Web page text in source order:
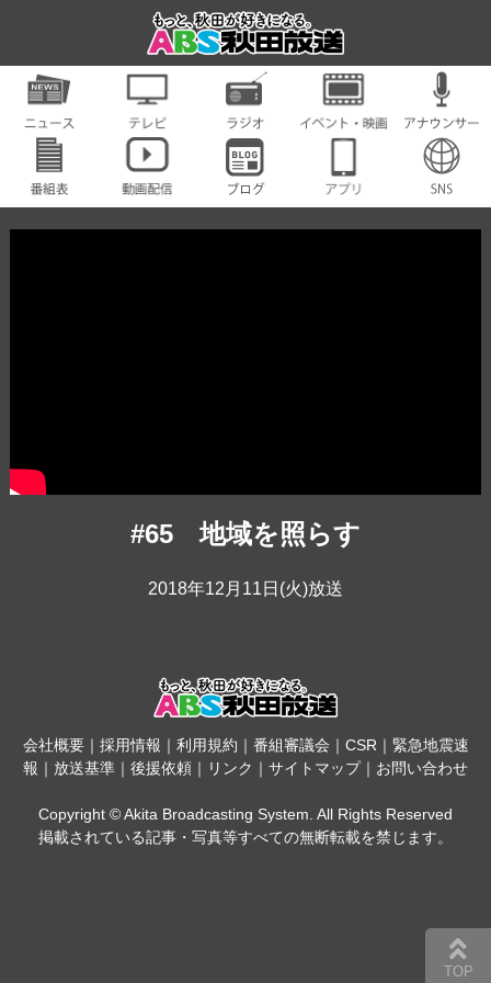
#65 地域を照らす
2018年12月11日(火)放送
会社概要｜ 採用情報 ｜ 利用規約 ｜ 番組審議会 ｜ CSR ｜ 緊急地震速
報 ｜ 放送基準 ｜ 後援依頼 ｜ リンク ｜ サイトマップ｜ お問い合わせ
Copyright © Akita Broadcasting System. All Rights Reserved
掲載されている記事・写真等すべての無断転載を禁じます。